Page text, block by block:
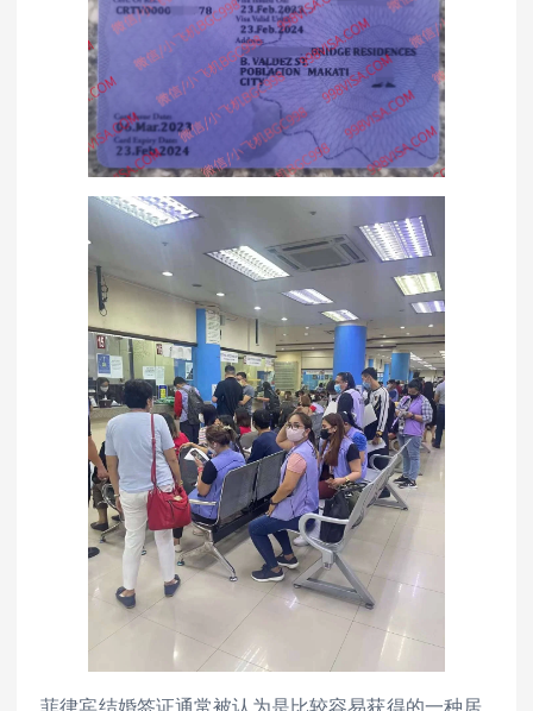
菲律宾结婚签证通常被认为是比较容易获得的一种居